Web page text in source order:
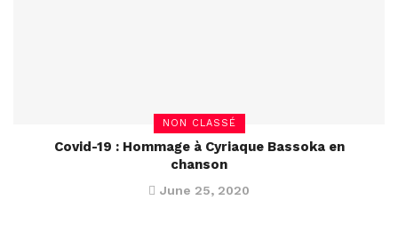
NON CLASSÉ
Covid-19 : Hommage à Cyriaque Bassoka en
chanson
June 25, 2020